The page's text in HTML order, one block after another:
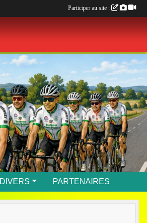
DIVERS PARTENAIRES
Participer au site :